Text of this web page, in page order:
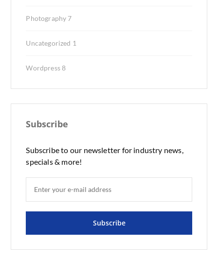
Photography 7
Uncategorized 1
Wordpress8
Subscribe
Subscribe to our newsletter for industry news,
specials & more!